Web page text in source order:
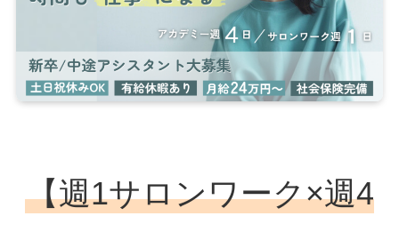
【週1サロンワーク×週4